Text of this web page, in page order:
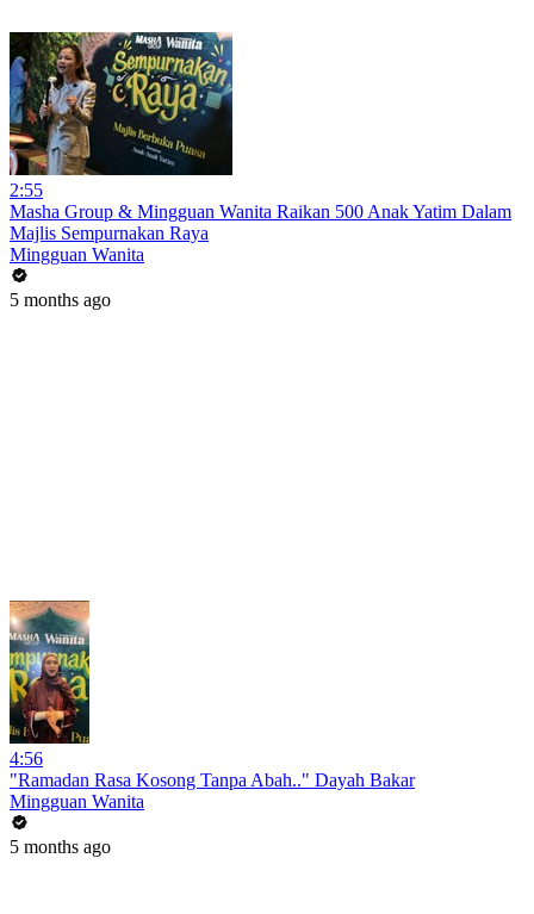
2:55
Masha Group & Mingguan Wanita Raikan 500 Anak Yatim Dalam
Majlis Sempurnakan Raya
Mingguan Wanita
5 months ago
4:56
"Ramadan Rasa Kosong Tanpa Abah.." Dayah Bakar
Mingguan Wanita
5 months ago